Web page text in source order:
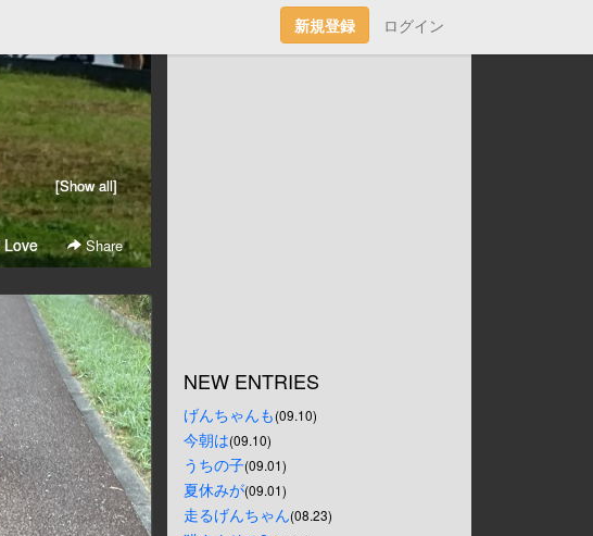
新規登録 ログイン
[Show all]
Love Share
NEW ENTRIES
げんちゃんも(09.10)
今朝は(09.10)
うちの子(09.01)
夏休みが(09.01)
走るげんちゃん(08.23)